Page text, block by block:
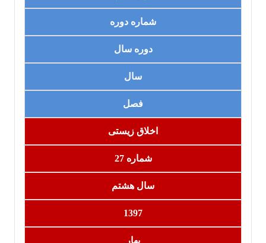
شماره دوره
دوره سال
سال
فصل
اخلاق زیستی
شماره 27
سال هشتم
1397
بهار